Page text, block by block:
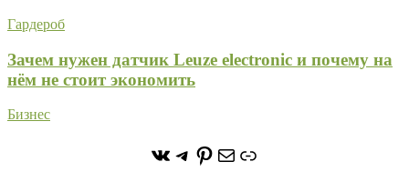
Гардероб
Зачем нужен датчик Leuze electronic и почему на
нём не стоит экономить
Бизнес
https://vk.com/
https://t.me/stoneforest
https://
ПочтаСсылка